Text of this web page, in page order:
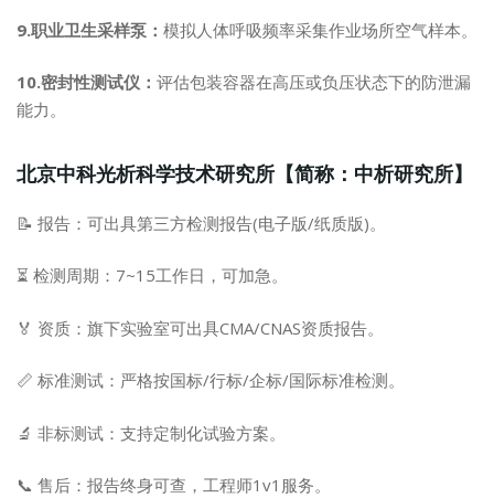
9.职业卫生采样泵： 模拟人体呼吸频率采集作业场所空气样本。
10.密封性测试仪： 评估包装容器在高压或负压状态下的防泄漏
能力。
北京中科光析科学技术研究所【简称：中析研究所】
📝 报告：可出具第三方检测报告(电子版/纸质版)。
⏳ 检测周期：7~15工作日，可加急。
🏅 资质：旗下实验室可出具CMA/CNAS资质报告。
📏 标准测试：严格按国标/行标/企标/国际标准检测。
🔬 非标测试：支持定制化试验方案。
📞 售后：报告终身可查，工程师1v1服务。